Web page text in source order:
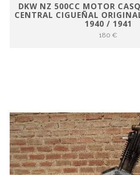
DKW NZ 500CC MOTOR
CENTRAL CIGUEÑAL
1940 / 1941
180 €